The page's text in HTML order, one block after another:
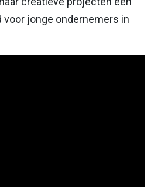
voor jonge ondernemers in